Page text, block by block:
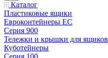
Каталог
Пластиковые ящики
Евроконтейнеры ЕС
Серия 900
Тележки и крышки для ящиков
Куботейнеры
Серия 100